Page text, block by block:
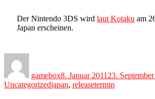
Der Nintendo 3DS wird laut Kotaku am
Japan erscheinen.
gamebox8. Januar 201123.
UncategorizedTags
japan, releasetermin